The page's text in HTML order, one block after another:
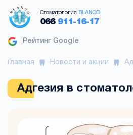
Стоматология BLANCO
066911-16-17
Рейтинг Google
Главная Новости и акции
Адгезия в